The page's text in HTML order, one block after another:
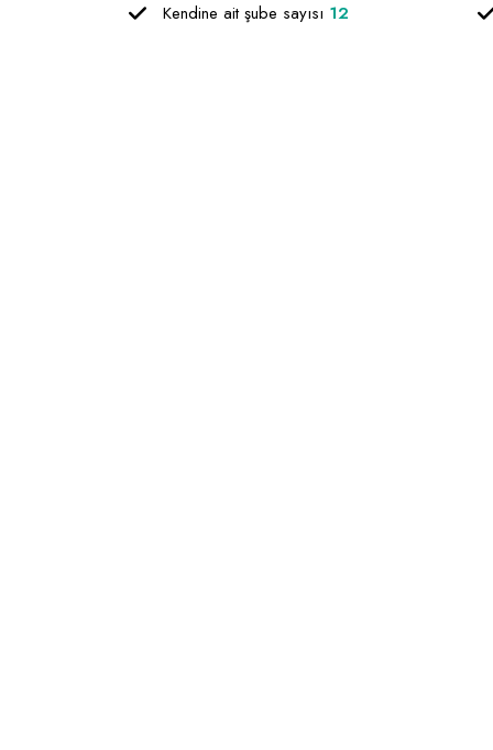
Kendine ait şube sayısı 12